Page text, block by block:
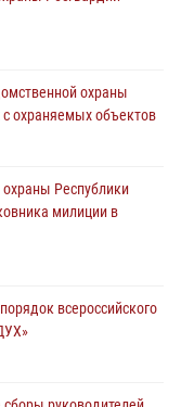
охраны
с охраняемых объектов
Республики
милиции в
всероссийского